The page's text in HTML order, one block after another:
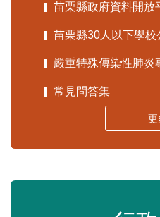
苗栗縣政府資料開放
苗栗縣30人以下學校
嚴重特殊傳染性肺炎
常見問答集
更